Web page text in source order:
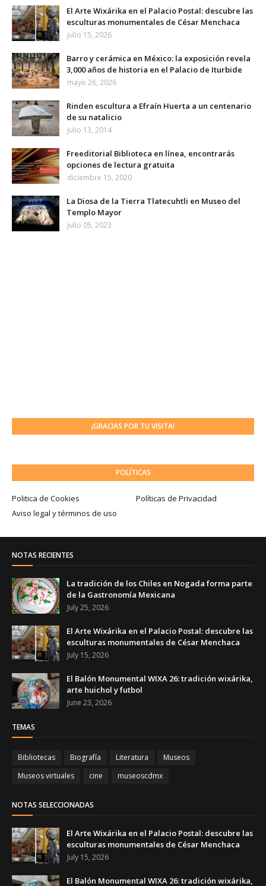
El Arte Wixárika en el Palacio Postal: descubre las
esculturas monumentales de César Menchaca
julio 15, 2026
Barro y cerámica en México: la exposición revela
3,000 años de historia en el Palacio de Iturbide
mayo 26, 2026
Rinden escultura a Efraín Huerta a un centenario
de su natalicio
julio 13, 2014
Freeditorial Biblioteca en línea, encontrarás
opciones de lectura gratuita
diciembre 15, 2020
La Diosa de la Tierra Tlatecuhtli en Museo del
Templo Mayor
julio 05, 2023
¡GRACIAS POR TU VISITA!
POLÍTICAS
Politica de Cookies
Políticas de Privacidad
Aviso legal y términos de uso
NOTAS RECIENTES
La tradición de los Chiles en Nogada forma parte
de la Gastronomía Mexicana
July 25, 2026
El Arte Wixárika en el Palacio Postal: descubre las
esculturas monumentales de César Menchaca
July 15, 2026
El Balón Monumental WIXA 26: tradición wixárika,
arte huichol y futbol
June 23, 2026
TEMAS
Bibliotecas Biografía Literatura
Museos
Museos virtuales
cine museoscdmx
NOTAS SELECCIONADAS
El Arte Wixárika en el Palacio Postal: descubre las
esculturas monumentales de César Menchaca
July 15, 2026
El Balón Monumental WIXA 26: tradición wixárika,